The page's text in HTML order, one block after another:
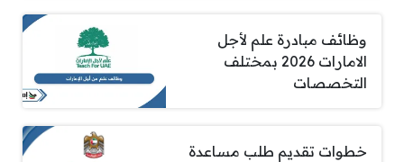
وظائف مبادرة علم لأجل
الامارات 2026 بمختلف
التخصصات
خطوات تقديم طلب مساعدة